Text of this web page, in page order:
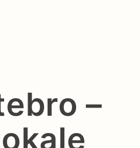
–